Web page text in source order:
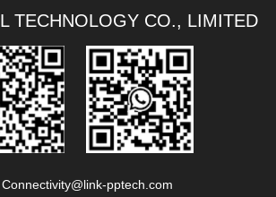
TECHNOLOGY CO., LIMITED
Connectivity@link-pptech.com